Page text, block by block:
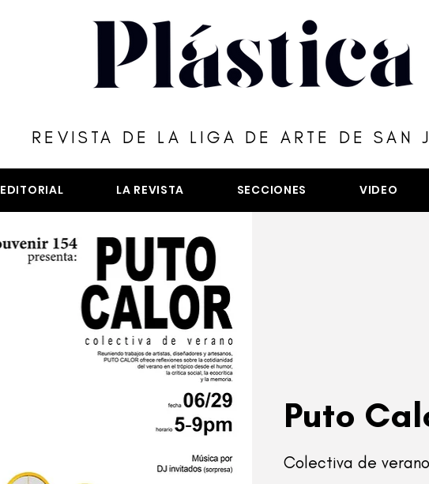
REVISTA DE LA LIGA DE ARTE DE SAN
EDITORIAL LA REVISTA SECCIONES VIDEO
Puto
Colectiva de verano